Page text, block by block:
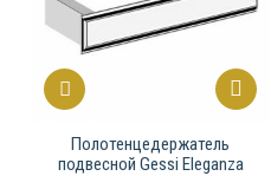
Полотенцедержатель
подвесной Gessi Eleganza